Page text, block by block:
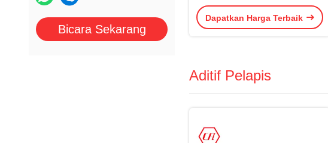
Bicara Sekarang
Dapatkan Harga Terbaik
Aditif Pelapis